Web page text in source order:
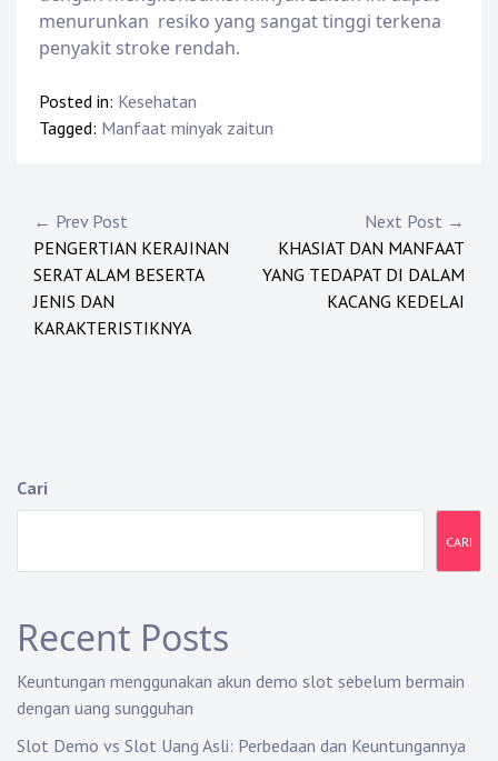
menurunkan resiko yang sangat tinggi terkena
penyakit stroke rendah.
Posted in: Kesehatan
Tagged: Manfaat minyak zaitun
N
a
v
s
i
p
s
← Prev Post
PENGERTIAN KERAJINAN
SERAT ALAM BESERTA
JENIS DAN
KARAKTERISTIKNYA
Next Post →
KHASIAT DAN MANFAAT
YANG TEDAPAT DI DALAM
KACANG KEDELAI
Cari
CARI
Recent Posts
Keuntungan menggunakan akun demo slot sebelum bermain
dengan uang sungguhan
Slot Demo vs Slot Uang Asli: Perbedaan dan Keuntungannya